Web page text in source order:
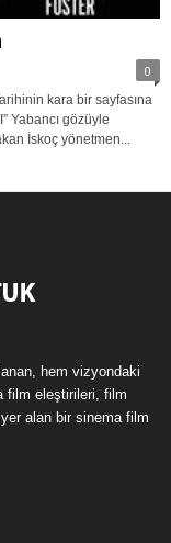
0
kara bir sayfasına
Yabancı gözüyle
İskoç yönetmen...
hem vizyondaki
film eleştirileri, film
alan bir sinema film